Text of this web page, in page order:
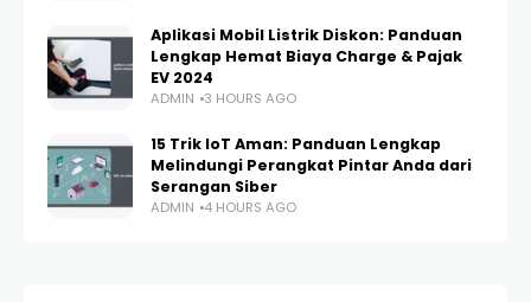
Aplikasi Mobil Listrik Diskon: Panduan
Lengkap Hemat Biaya Charge & Pajak
EV 2024
ADMIN 3 HOURS AGO
15 Trik IoT Aman: Panduan Lengkap
Melindungi Perangkat Pintar Anda dari
Serangan Siber
ADMIN 4 HOURS AGO